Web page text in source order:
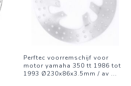
Perftec voorremschijf voor
motor yamaha 350 tt 1986 tot
1993 Ø230x86x3.5mm / av ...